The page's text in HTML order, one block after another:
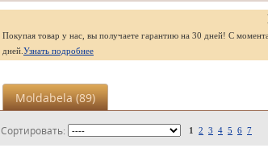
Покупая товар у нас, вы получаете гарантию на 30 дней! С
дней. Узнать подробнее
Moldabela (89)
Сортировать: 1 2 3 4 5 6 7